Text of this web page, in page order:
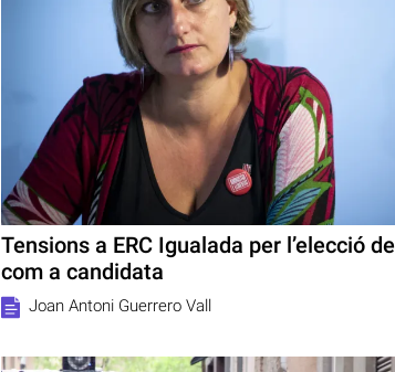
Tensions a ERC Igualada per l’elecció
com a candidata
Joan Antoni Guerrero Vall